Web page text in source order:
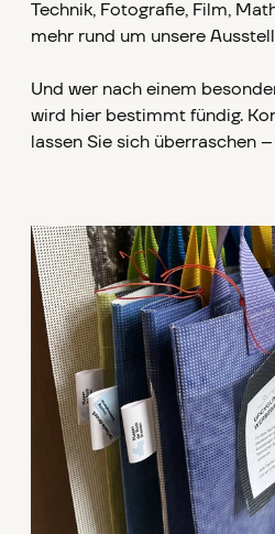
Technik, Fotografie, Film,
mehr rund um unsere
Und wer nach einem
wird hier bestimmt fündig.
lassen Sie sich überraschen